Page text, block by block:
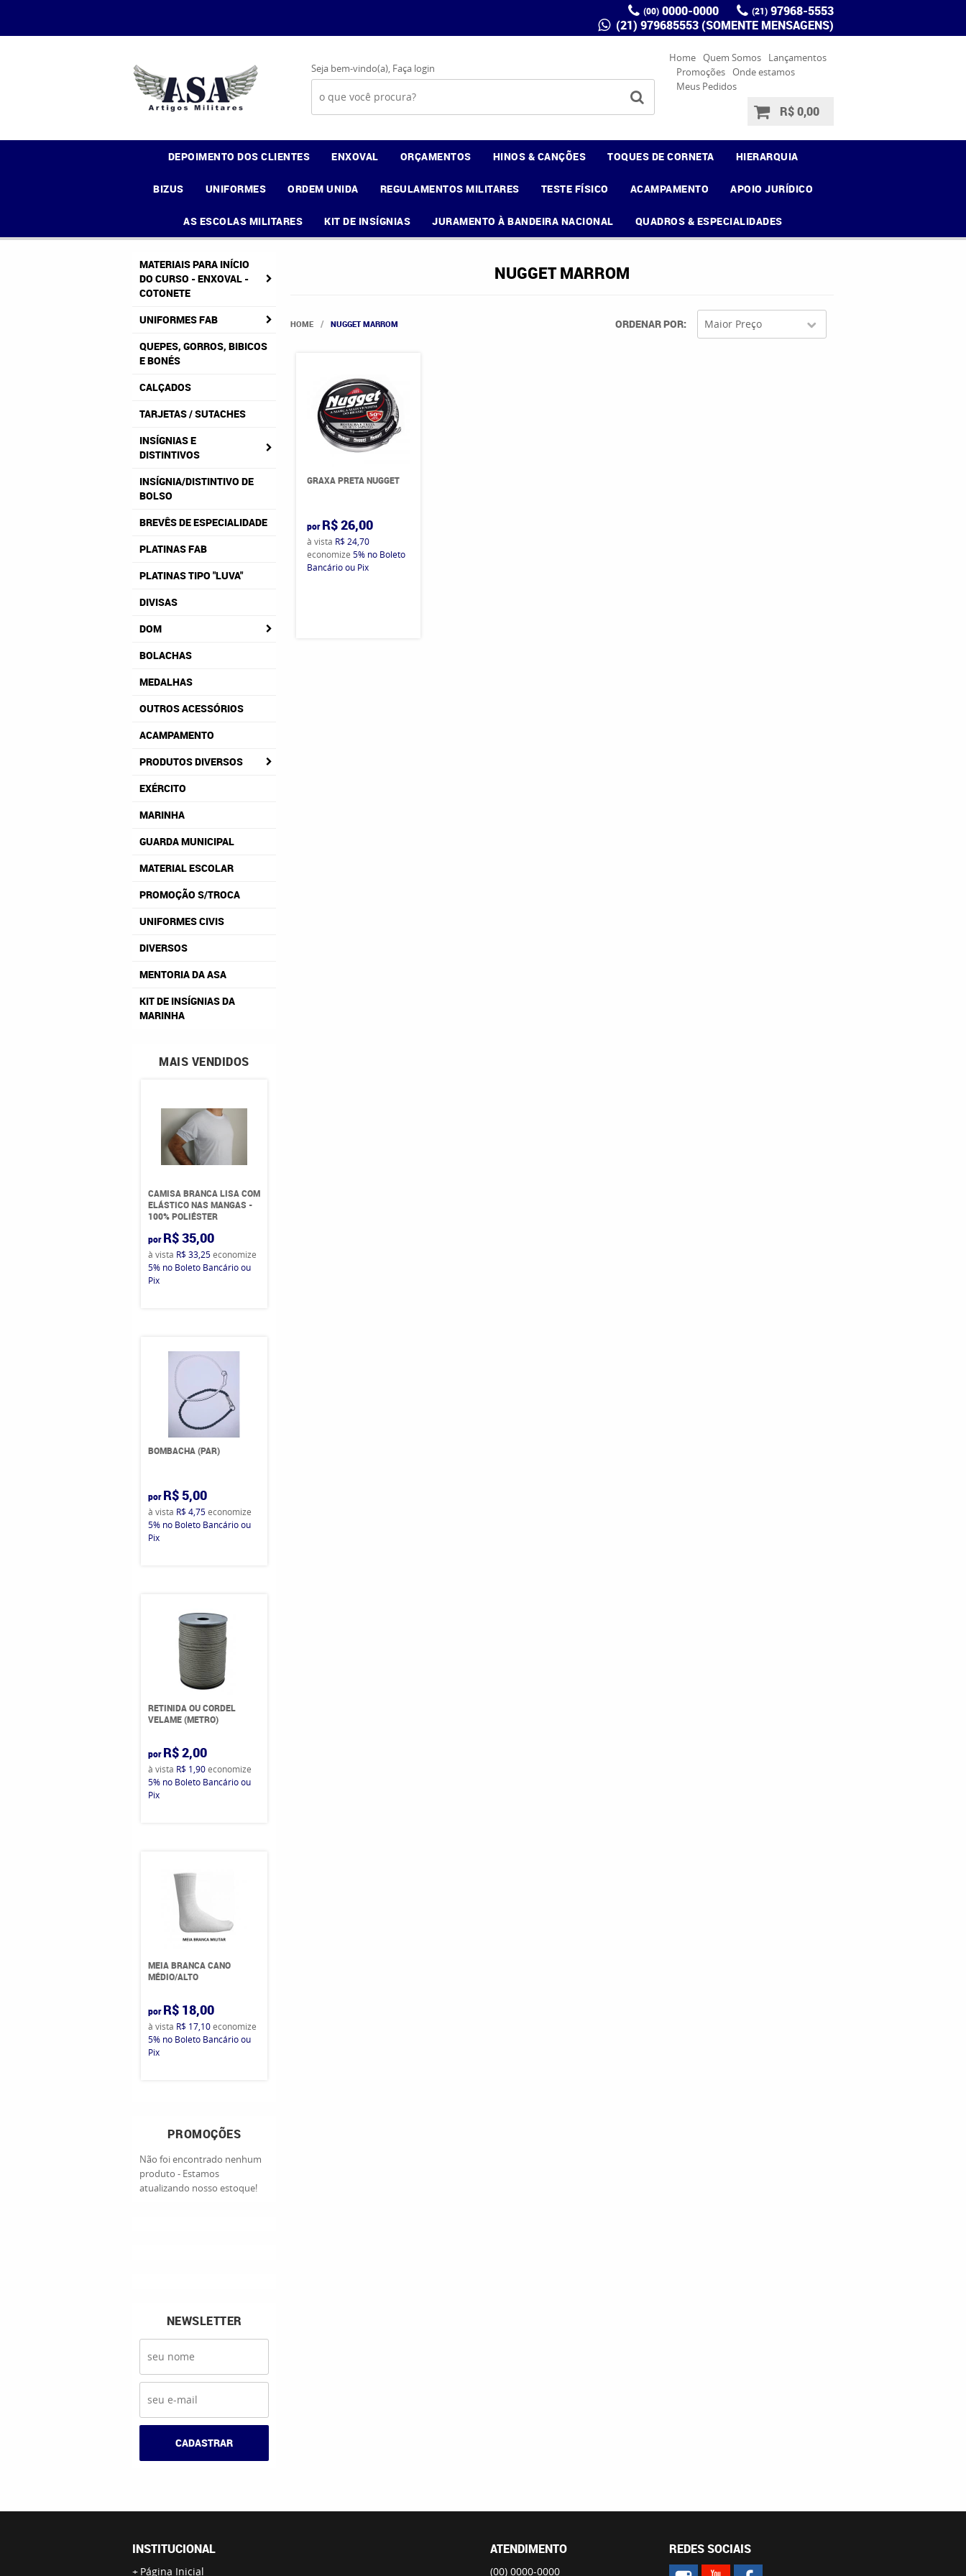
(00) 0000-0000 (21) 97968-5553
(21) 979685553 (SOMENTE MENSAGENS)
Seja bem-vindo(a), Faça login
Home Quem Somos
Lançamentos
Promoções Onde estamos
Meus Pedidos
R$ 0,00
DEPOIMENTO DOS CLIENTES ENXOVAL ORÇAMENTOS HINOS & CANÇÕES TOQUES DE CORNETA HIERARQUIA
BIZUS UNIFORMES ORDEM UNIDA REGULAMENTOS MILITARES TESTE FÍSICO ACAMPAMENTO APOIO JURÍDICO
AS ESCOLAS MILITARES KIT DE INSÍGNIAS JURAMENTO À BANDEIRA NACIONAL QUADROS & ESPECIALIDADES
MATERIAIS PARA INÍCIO
DO CURSO - ENXOVAL -
COTONETE
UNIFORMES FAB
QUEPES, GORROS, BIBICOS
E BONÉS
CALÇADOS
TARJETAS / SUTACHES
INSÍGNIAS E
DISTINTIVOS
INSÍGNIA/DISTINTIVO DE
BOLSO
BREVÊS DE ESPECIALIDADE
PLATINAS FAB
PLATINAS TIPO "LUVA"
DIVISAS
DOM
BOLACHAS
MEDALHAS
OUTROS ACESSÓRIOS
ACAMPAMENTO
PRODUTOS DIVERSOS
EXÉRCITO
MARINHA
GUARDA MUNICIPAL
MATERIAL ESCOLAR
PROMOÇÃO S/TROCA
UNIFORMES CIVIS
DIVERSOS
MENTORIA DA ASA
KIT DE INSÍGNIAS DA
MARINHA
MAIS VENDIDOS
CAMISA BRANCA LISA COM
ELÁSTICO NAS MANGAS -
100% POLIÉSTER
por R$ 35,00
à vista R$ 33,25economize
5% no Boleto Bancário ou
Pix
BOMBACHA (PAR)
por R$ 5,00
à vista R$ 4,75economize
5% no Boleto Bancário ou
Pix
RETINIDA OU CORDEL
VELAME (METRO)
por R$ 2,00
à vista R$ 1,90economize
5% no Boleto Bancário ou
Pix
MEIA BRANCA CANO
MÉDIO/ALTO
por R$ 18,00
à vista R$ 17,10economize
5% no Boleto Bancário ou
Pix
PROMOÇÕES
Não foi encontrado nenhum
produto - Estamos
atualizando nosso estoque!
NEWSLETTER
CADASTRAR
NUGGET MARROM
HOME NUGGET MARROM ORDENAR POR Maior Preço
GRAXA PRETA NUGGET
por R$ 26,00
à vista R$ 24,70
economize 5% no Boleto
Bancário ou Pix
INSTITUCIONAL
Página Inicial
ATENDIMENTO
(00) 0000-0000
REDES SOCIAIS